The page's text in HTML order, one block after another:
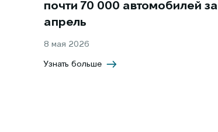
почти 70 000 автомобилей за
апрель
8 мая 2026
Узнать больше